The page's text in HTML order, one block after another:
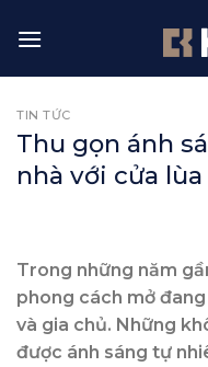
TIN TỨC
Thu gọn ánh
nhà với cửa
Trong những năm
phong cách mở
và gia chủ. Những
được ánh sáng tự